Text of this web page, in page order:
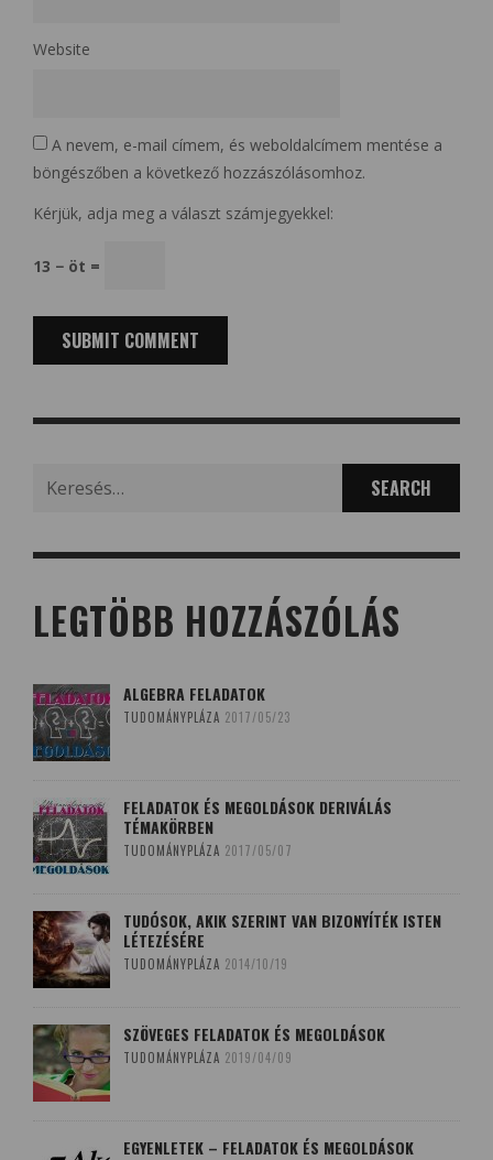
Website
A nevem, e-mail címem, és weboldalcímem mentése a
böngészőben a következő hozzászólásomhoz.
Kérjük, adja meg a választ számjegyekkel:
13 − öt =
for:
LEGTÖBB HOZZÁSZÓLÁS
ALGEBRA FELADATOK
TUDOMÁNYPLÁZA 2017/05/23
FELADATOK ÉS MEGOLDÁSOK DERIVÁLÁS
TÉMAKÖRBEN
TUDOMÁNYPLÁZA 2017/05/07
TUDÓSOK, AKIK SZERINT VAN BIZONYÍTÉK ISTEN
LÉTEZÉSÉRE
TUDOMÁNYPLÁZA 2014/10/19
SZÖVEGES FELADATOK ÉS MEGOLDÁSOK
TUDOMÁNYPLÁZA 2019/04/09
EGYENLETEK – FELADATOK ÉS MEGOLDÁSOK